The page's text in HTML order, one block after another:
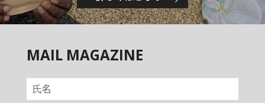
MAIL MAGAZINE